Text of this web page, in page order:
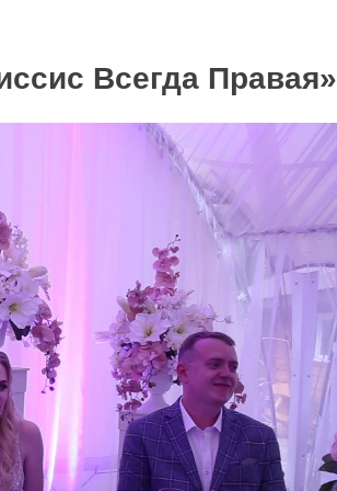
Всегда Правая»